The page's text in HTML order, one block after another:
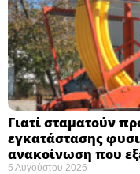
Γιατί σταματούν
εγκατάστασης
ανακοίνωση που
5 Αυγούστου 2026